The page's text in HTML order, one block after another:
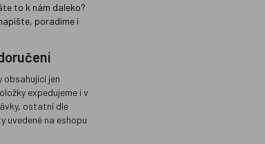
to k nám daleko?
poradíme i
obsahující jen
expedujeme i v
ostatní dle
uvedené na eshopu